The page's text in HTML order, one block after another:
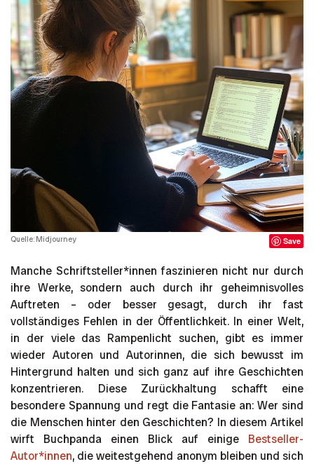
Quelle: Midjourney Save
Manche Schriftsteller*innen faszinieren nicht nur durch
ihre Werke, sondern auch durch ihr geheimnisvolles
Auftreten – oder besser gesagt, durch ihr fast
vollständiges Fehlen in der Öffentlichkeit. In einer Welt,
in der viele das Rampenlicht suchen, gibt es immer
wieder Autoren und Autorinnen, die sich bewusst im
Hintergrund halten und sich ganz auf ihre Geschichten
konzentrieren. Diese Zurückhaltung schafft eine
besondere Spannung und regt die Fantasie an: Wer sind
die Menschen hinter den Geschichten? In diesem Artikel
wirft Buchpanda einen Blick auf einige Bestseller-
Autor*innen, die weitestgehend anonym bleiben und sich